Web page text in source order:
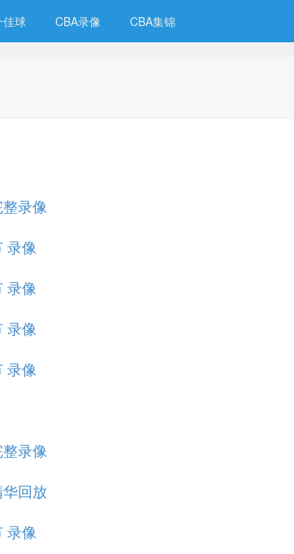
佳球 CBA录像 CBA集锦
录像
录像
录像
录像
录像
录像
回放
录像